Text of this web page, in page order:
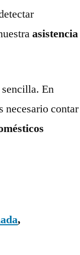
asistencia
En
necesario contar
,